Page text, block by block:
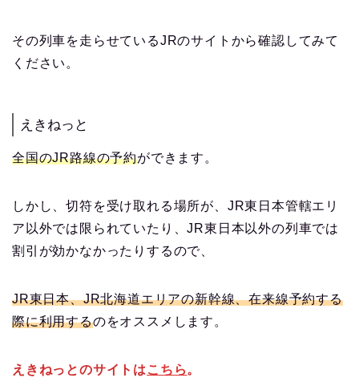
その列車を走らせているJRのサイトから確認してみて
ください。
えきねっと
全国のJR路線の予約ができます。
しかし、切符を受け取れる場所が、JR東日本管轄エリ
ア以外では限られていたり、JR東日本以外の列車では
割引が効かなかったりするので、
JR東日本、JR北海道エリアの新幹線、在来線予約する
際に利用するのをオススメします。
えきねっとのサイトは こちら。